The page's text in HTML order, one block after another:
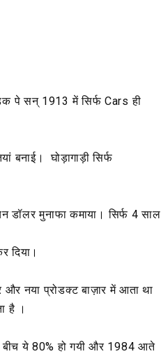
पे सन् 1913 में सिर्फ Cars ही
बनाई। घोड़ागाड़ी सिर्फ
डॉलर मुनाफा कमाया। सिर्फ 4 साल
दिया।
नया प्रोडक्ट बाज़ार में आता था
है ।
ये 80% हो गयी और 1984 आते